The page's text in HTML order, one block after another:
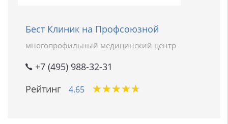
Бест Клиник на Профсоюзной
многопрофильный медицинский центр
+7 (495) 988-32-31
Рейтинг
4.65 ★★★★★
★★★★★